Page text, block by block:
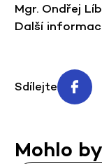
Mgr. Ondřej
Další
Sdílejte
Mohlo